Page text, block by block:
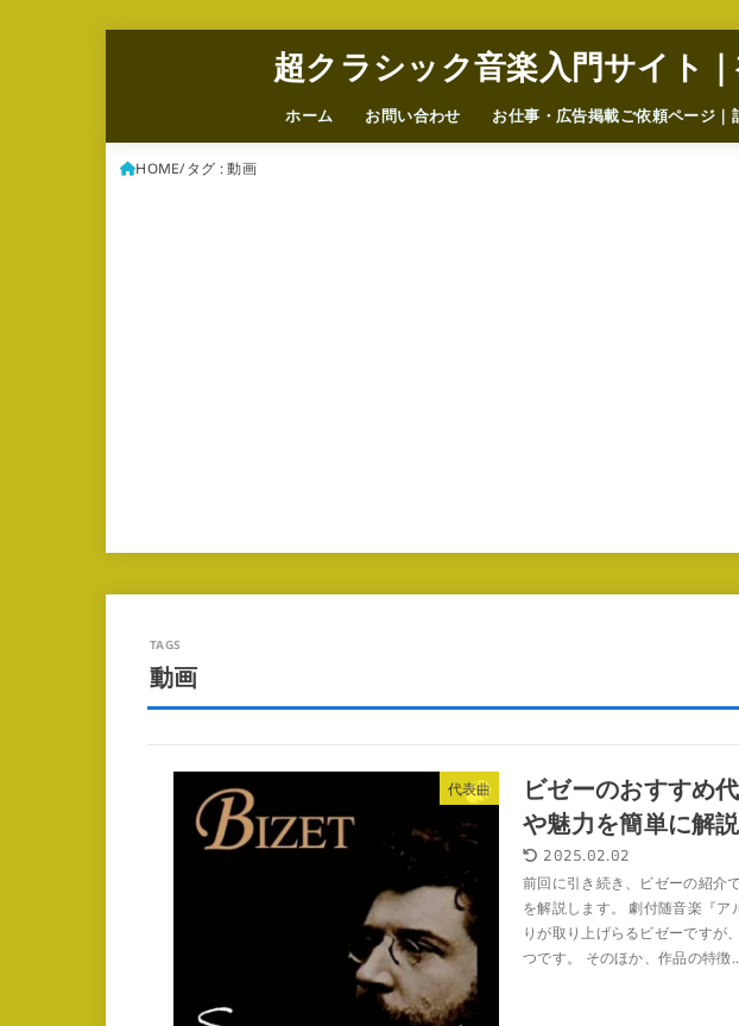
超クラシック音楽入門サイト
ホーム お問い合わせ お仕事・広告掲載ご依頼ページ
HOME タグ : 動画
動画
代表曲
ビゼーのおすすめ
や魅力を簡単に解説
2025.02.02
前回に引き続き、ビゼーの紹介
を解説します。 劇付随音楽『
りが取り上げらるビゼーですが
つです。 そのほか、作品の特徴